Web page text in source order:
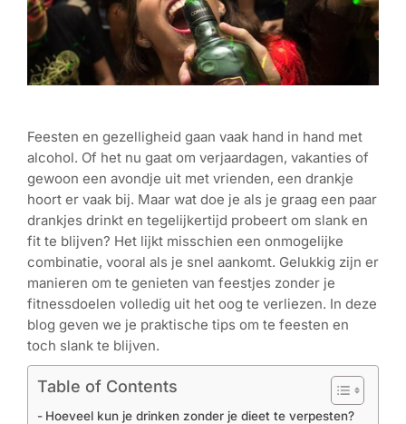
Feesten en gezelligheid gaan vaak hand in hand met
alcohol. Of het nu gaat om verjaardagen, vakanties of
gewoon een avondje uit met vrienden, een drankje
hoort er vaak bij. Maar wat doe je als je graag een paar
drankjes drinkt en tegelijkertijd probeert om slank en
fit te blijven? Het lijkt misschien een onmogelijke
combinatie, vooral als je snel aankomt. Gelukkig zijn er
manieren om te genieten van feestjes zonder je
fitnessdoelen volledig uit het oog te verliezen. In deze
blog geven we je praktische tips om te feesten en
toch slank te blijven.
Table of Contents
Hoeveel kun je drinken zonder je dieet te verpesten?